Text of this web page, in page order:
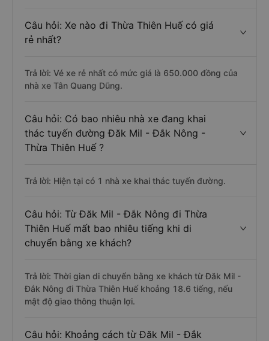
Câu hỏi: Xe nào đi Thừa Thiên Huế có giá
rẻ nhất?
Trả lời: Vé xe rẻ nhất có mức giá là 650.000 đồng của
nhà xe Tân Quang Dũng.
Câu hỏi: Có bao nhiêu nhà xe đang khai
thác tuyến đường Đăk Mil - Đắk Nông -
Thừa Thiên Huế ?
Trả lời: Hiện tại có 1 nhà xe khai thác tuyến đường.
Câu hỏi: Từ Đăk Mil - Đắk Nông đi Thừa
Thiên Huế mất bao nhiêu tiếng khi di
chuyển bằng xe khách?
Trả lời: Thời gian di chuyển bằng xe khách từ Đăk Mil -
Đắk Nông đi Thừa Thiên Huế khoảng 18.6 tiếng, nếu
mật độ giao thông thuận lợi.
Câu hỏi: Khoảng cách từ Đăk Mil - Đắk